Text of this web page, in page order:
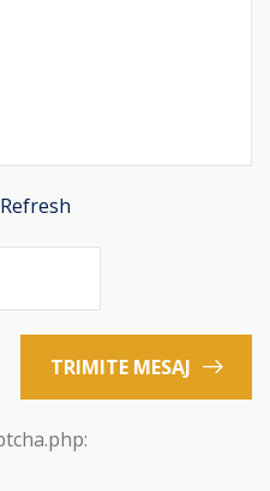
Refresh
TRIMITE MESAJ